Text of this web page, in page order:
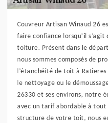
Couvreur Artisan Winaud 26
faire confiance lorsqu’il
toiture. Présent dans le
nous sommes composés de
l’étanchéité de toit à
le nettoyage ou le
26330 et ses environs, notre
avec un tarif abordable à tout
structure de votre toit, nous